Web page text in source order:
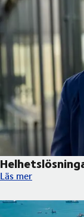
Helhetslösningar
Läs mer